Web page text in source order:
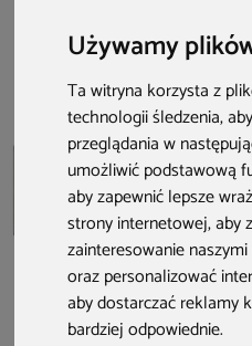
Używamy
Ta witryna korzysta z
technologii śledzenia,
przeglądania w
umożliwić podstawową
aby zapewnić lepsze
strony internetowej,aby
zainteresowanie
oraz personalizować
aby dostarczać reklamy
bardziej odpowiednie.